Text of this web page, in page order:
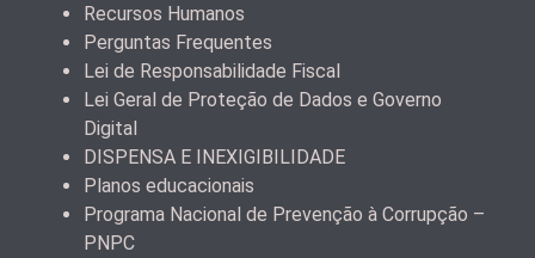
Recursos Humanos
Perguntas Frequentes
Lei de Responsabilidade Fiscal
Lei Geral de Proteção de Dados e Governo
Digital
DISPENSA E INEXIGIBILIDADE
Planos educacionais
Programa Nacional de Prevenção à Corrupção –
PNPC